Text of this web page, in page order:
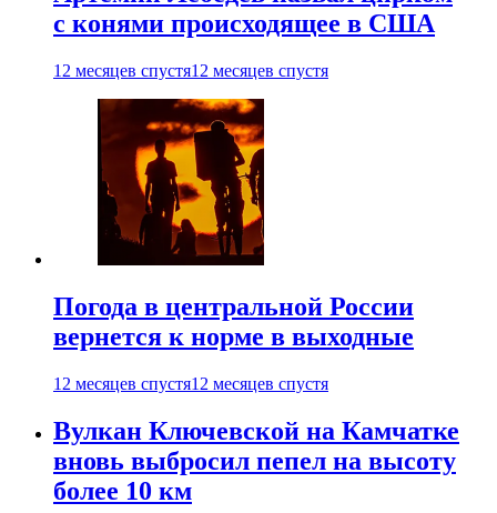
с конями происходящее в США
12 месяцев спустя12 месяцев спустя
Погода в центральной России
вернется к норме в выходные
12 месяцев спустя12 месяцев спустя
Вулкан Ключевской на Камчатке
вновь выбросил пепел на высоту
более 10 км